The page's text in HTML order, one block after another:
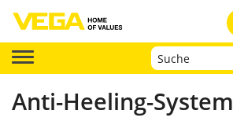
Anti-Heeling-System